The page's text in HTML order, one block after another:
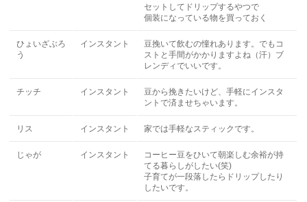
セットしてドリップするやつで
個装になっている物を買っておく
ひょいざぶろ
う
インスタント
豆挽いて飲むの憧れあります。でもコ
ストと手間がかかりますよね（汗）ブ
レンディでいいです。
チッチ インスタント
豆から挽きたいけど、手軽にインスタ
ントで済ませちゃいます。
リス インスタント 家では手軽なスティックです。
じゃが インスタント
コーヒー豆をひいて朝楽しむ余裕が持
てる暮らしがしたい(笑)
子育てが一段落したらドリップしたり
したいです。